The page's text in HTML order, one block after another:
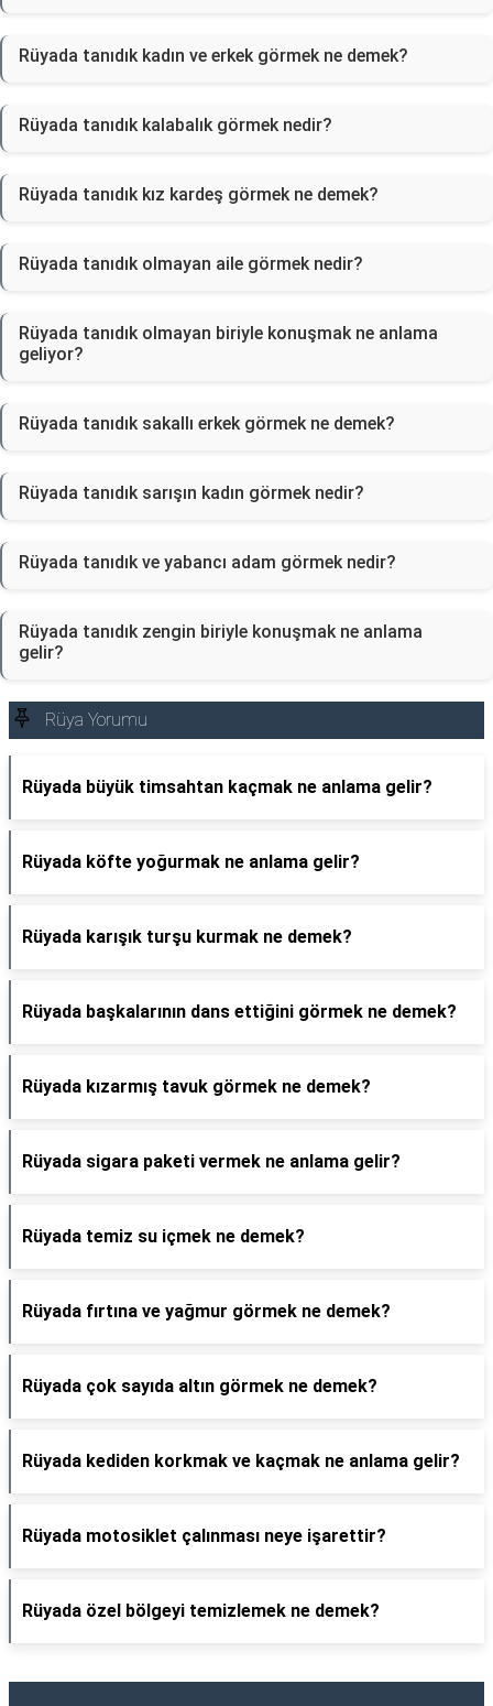
Rüyada tanıdık kadın ve erkek görmek ne demek?
Rüyada tanıdık kalabalık görmek nedir?
Rüyada tanıdık kız kardeş görmek ne demek?
Rüyada tanıdık olmayan aile görmek nedir?
Rüyada tanıdık olmayan biriyle konuşmak ne anlama
geliyor?
Rüyada tanıdık sakallı erkek görmek ne demek?
Rüyada tanıdık sarışın kadın görmek nedir?
Rüyada tanıdık ve yabancı adam görmek nedir?
Rüyada tanıdık zengin biriyle konuşmak ne anlama
gelir?
Rüya Yorumu
Rüyada büyük timsahtan kaçmak ne anlama gelir?
Rüyada köfte yoğurmak ne anlama gelir?
Rüyada karışık turşu kurmak ne demek?
Rüyada başkalarının dans ettiğini görmek ne demek?
Rüyada kızarmış tavuk görmek ne demek?
Rüyada sigara paketi vermek ne anlama gelir?
Rüyada temiz su içmek ne demek?
Rüyada fırtına ve yağmur görmek ne demek?
Rüyada çok sayıda altın görmek ne demek?
Rüyada kediden korkmak ve kaçmak ne anlama gelir?
Rüyada motosiklet çalınması neye işarettir?
Rüyada özel bölgeyi temizlemek ne demek?